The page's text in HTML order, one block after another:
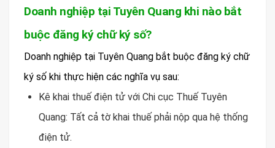
Doanh nghiệp tại Tuyên Quang khi nào bắt
buộc đăng ký chữ ký số?
Doanh nghiệp tại Tuyên Quang bắt buộc đăng ký chữ
ký số khi thực hiện các nghĩa vụ sau:
Kê khai thuế điện tử với Chi cục Thuế Tuyên
Quang: Tất cả tờ khai thuế phải nộp qua hệ thống
điện tử.